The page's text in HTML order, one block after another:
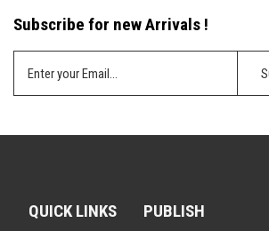
Subscribe for new Arrivals !
QUICK LINKS PUBLISH